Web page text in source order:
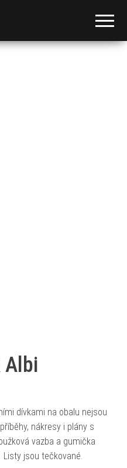
Albi
dívkami na obalu nejsou
nákresy i plány s
vazba a gumička
jsou tečkované.